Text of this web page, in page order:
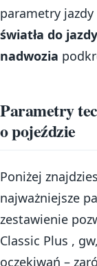
parametry
światła do
nadwozia
Parametry
o pojeździe
Poniżej
najważniejsze
zestawienie
Classic Plus ,
oczekiwań –